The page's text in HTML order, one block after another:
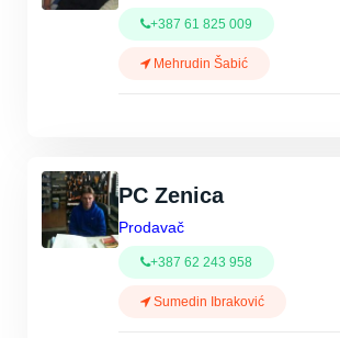
+387 61 825 009
Mehrudin Šabić
PC Zenica
Prodavač
+387 62 243 958
Sumedin Ibraković